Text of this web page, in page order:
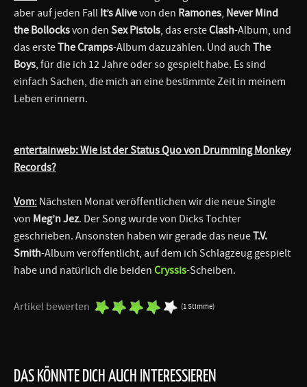
aber auf jeden Fall It’s Alivevon den Ramones, Never Mind
the Bollocksvon den Sex Pistols, das ersteClash-Album, und
das ersteThe Cramps-Album dazuzählen. Und auch The
Boys, für die ich 12 Jahre oder so gespielt habe. Es sind
einfach Sachen, die mich an eine bestimmte Zeit in meinem
Leben erinnern.
entertainweb: Wie ist der Status Quo von Drumming Monkey
Records?
Vom: Nächsten Monat veröffentlichen wir die neue Single
von Meg’n Jez. Der Song wurde von Dicks Tochter
geschrieben. Ansonsten haben wir gerade das neueT.V.
Smith-Album veröffentlicht, auf dem ich Schlagzeug gespielt
habe und natürlich die beiden Cryssis-Scheiben.
Artikel bewerten (1 Stimme)
DAS KÖNNTE DICH AUCH INTERESSIEREN